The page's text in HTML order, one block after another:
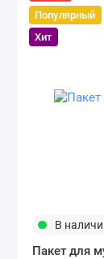
Популярный
Хит
В
Пакет для